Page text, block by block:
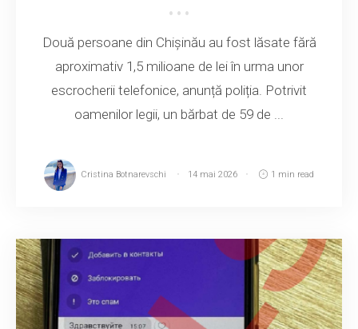
Două persoane din Chișinău au fost lăsate fără
aproximativ 1,5 milioane de lei în urma unor
escrocherii telefonice, anunță poliția. Potrivit
oamenilor legii, un bărbat de 59 de ...
Cristina Botnarevschi 14 mai 2026 1 min read